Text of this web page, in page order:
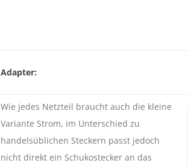
Adapter:
Wie jedes Netzteil braucht auch die kleine
Variante Strom, im Unterschied zu
handelsüblichen Steckern passt jedoch
nicht direkt ein Schukostecker an das